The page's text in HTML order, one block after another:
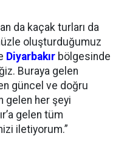
da kaçak turları da
oluşturduğumuz
Diyarbakır bölgesinde
Buraya gelen
güncel ve doğru
gelen her şeyi
gelen tüm
iletiyorum.”